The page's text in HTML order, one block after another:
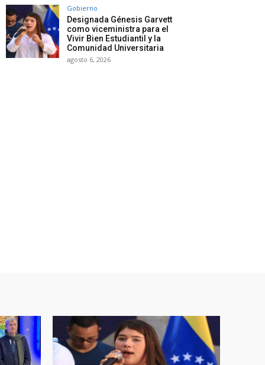
Gobierno
Designada Génesis Garvett
como viceministra para el
Vivir Bien Estudiantil y la
Comunidad Universitaria
agosto 6, 2026